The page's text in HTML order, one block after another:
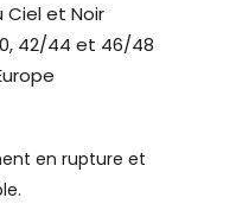
Ciel et Noir
42/44 et 46/48
en rupture et